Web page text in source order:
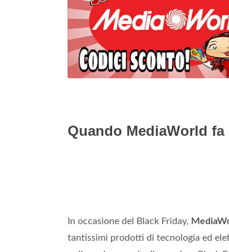
Quando MediaWorld
In occasione del Black Friday,
tantissimi prodotti di tecnologia ed